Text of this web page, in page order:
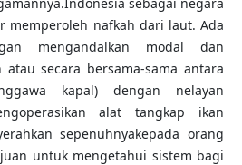
memperoleh nafkah dari laut. Ada
mengandalkan modal dan
secara bersama-sama antara
kapal) dengan nelayan
alat tangkap ikan
sepenuhnyakepada orang
untuk mengetahui sistem bagi